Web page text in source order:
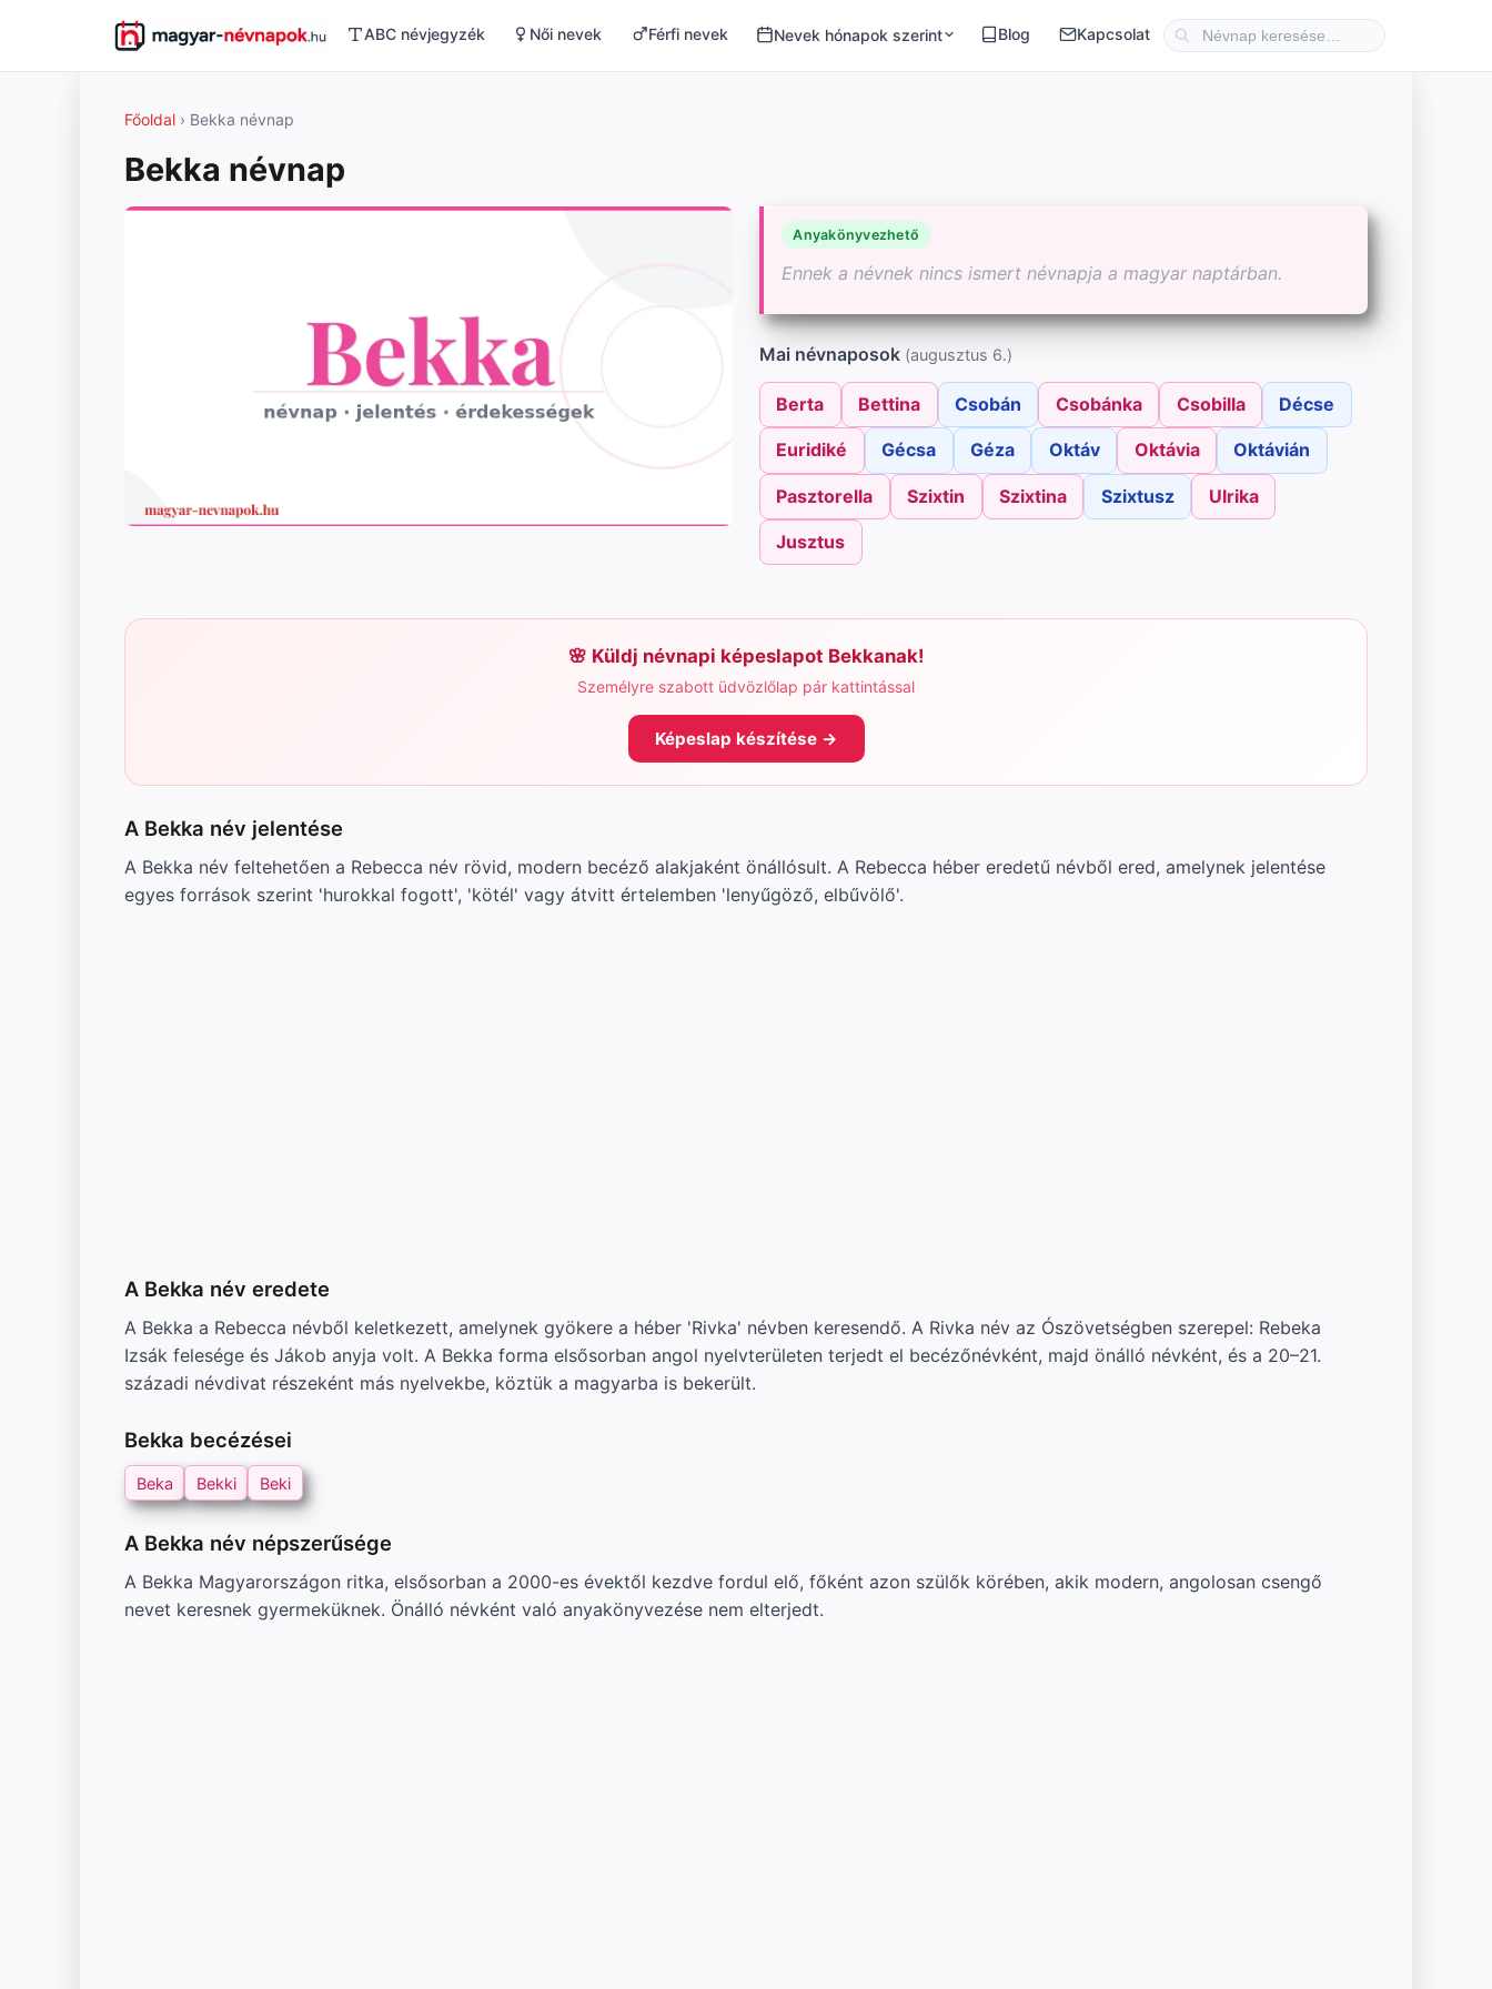
ABC névjegyzék Női nevek Férfi nevek Nevek hónapok szerint Blog Kapcsolat
Főoldal › Bekka névnap
Bekka névnap
Anyakönyvezhető
Ennek a névnek nincs ismert névnapja a magyar naptárban.
Mai névnaposok (augusztus 6.)
Berta Bettina Csobán Csobánka Csobilla Décse
Euridiké Gécsa Géza Oktáv Oktávia Oktávián
Pasztorella Szixtin Szixtina Szixtusz Ulrika
Jusztus
Küldj névnapi képeslapot Bekkanak!
Személyre szabott üdvözlőlap pár kattintással
Képeslap készítése →
A Bekka név jelentése
A Bekka név feltehetően a Rebecca név rövid, modern becéző alakjaként önállósult. A Rebecca héber eredetű névből ered, amelynek jelentése
egyes források szerint 'hurokkal fogott', 'kötél' vagy átvitt értelemben 'lenyűgöző, elbűvölő'.
A Bekka név eredete
A Bekka a Rebecca névből keletkezett, amelynek gyökere a héber 'Rivka' névben keresendő. A Rivka név az Ószövetségben szerepel: Rebeka
Izsák felesége és Jákob anyja volt. A Bekka forma elsősorban angol nyelvterületen terjedt el becézőnévként, majd önálló névként, és a 20–21.
századi névdivat részeként más nyelvekbe, köztük a magyarba is bekerült.
Bekka becézései
Beka Bekki Beki
A Bekka név népszerűsége
A Bekka Magyarországon ritka, elsősorban a 2000-es évektől kezdve fordul elő, főként azon szülők körében, akik modern, angolosan csengő
nevet keresnek gyermeküknek. Önálló névként való anyakönyvezése nem elterjedt.